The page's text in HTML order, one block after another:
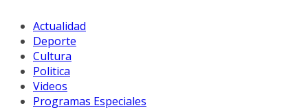
Actualidad
Deporte
Cultura
Politica
Videos
Programas Especiales